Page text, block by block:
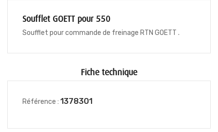
Soufflet GOETT pour 550
Soufflet pour commande de freinage RTN GOETT .
Fiche technique
Référence : 1378301